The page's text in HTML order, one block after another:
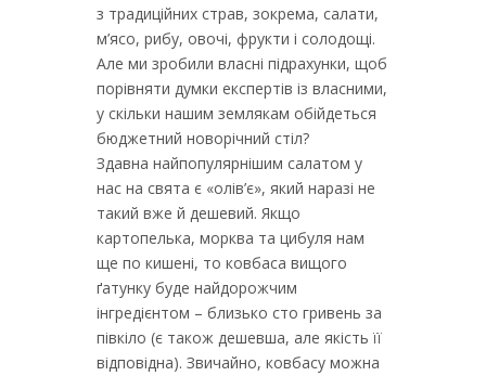
з традиційних страв, зокрема, салати,
м’ясо, рибу, овочі, фрукти і солодощі.
Але ми зробили власні підрахунки, щоб
порівняти думки експертів із власними,
у скільки нашим землякам обійдеться
бюджетний новорічний стіл?
Здавна найпопулярнішим салатом у
нас на свята є «олів’є», який наразі не
такий вже й дешевий. Якщо
картопелька, морква та цибуля нам
ще по кишені, то ковбаса вищого
ґатунку буде найдорожчим
інгредієнтом – близько сто гривень за
півкіло (є також дешевша, але якість її
відповідна). Звичайно, ковбасу можна